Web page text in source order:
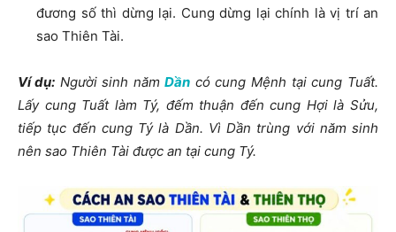
đương số thì dừng lại. Cung dừng lại chính là vị trí an
sao Thiên Tài.
Ví dụ: Người sinh năm Dần có cung Mệnh tại cung Tuất.
Lấy cung Tuất làm Tý, đếm thuận đến cung Hợi là Sửu,
tiếp tục đến cung Tý là Dần. Vì Dần trùng với năm sinh
nên sao Thiên Tài được an tại cung Tý.